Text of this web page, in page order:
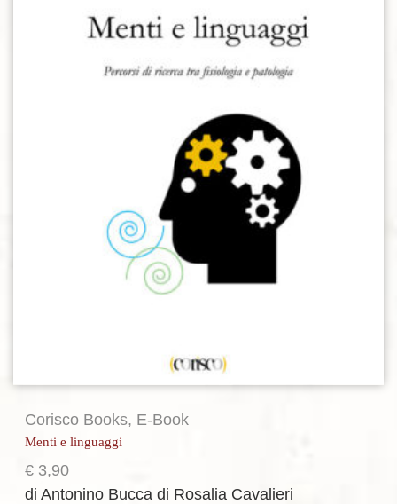
Corisco Books, E-Book
Menti e linguaggi
€ 3,90
di Antonino Bucca di Rosalia Cavalieri